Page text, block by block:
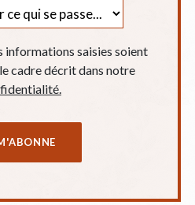
informations saisies soient
cadre décrit dans notre